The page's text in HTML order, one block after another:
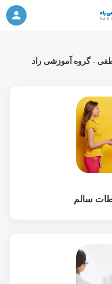
شرکت در ورکشاپ آنلاین
- گروه آموزشی راد
سالم